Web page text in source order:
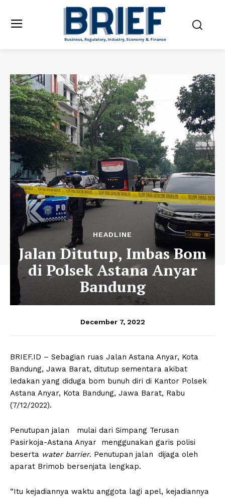
HEADLINE
Jalan Ditutup, Imbas Bom
di Polsek Astana Anyar
Bandung
December 7, 2022
BRIEF.ID – Sebagian ruas Jalan Astana Anyar, Kota
Bandung, Jawa Barat, ditutup sementara akibat
ledakan yang diduga bom bunuh diri di Kantor Polsek
Astana Anyar, Kota Bandung, Jawa Barat, Rabu
(7/12/2022).
Penutupan jalan mulai dari Simpang Terusan
Pasirkoja-Astana Anyar menggunakan garis polisi
beserta water barrier. Penutupan jalan dijaga oleh
aparat Brimob bersenjata lengkap.
“Itu kejadiannya waktu anggota lagi apel, kejadiannya